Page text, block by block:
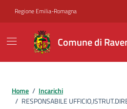
Regione Emilia-Romagna
Comune di
Home / Incarichi
/ RESPONSABILE